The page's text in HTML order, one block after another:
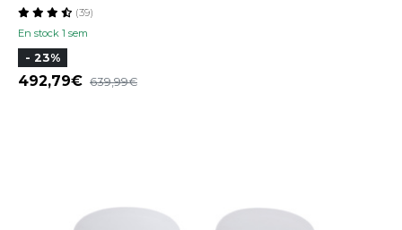
En stock 1 sem
(39)
- 23%
492,79 639,99